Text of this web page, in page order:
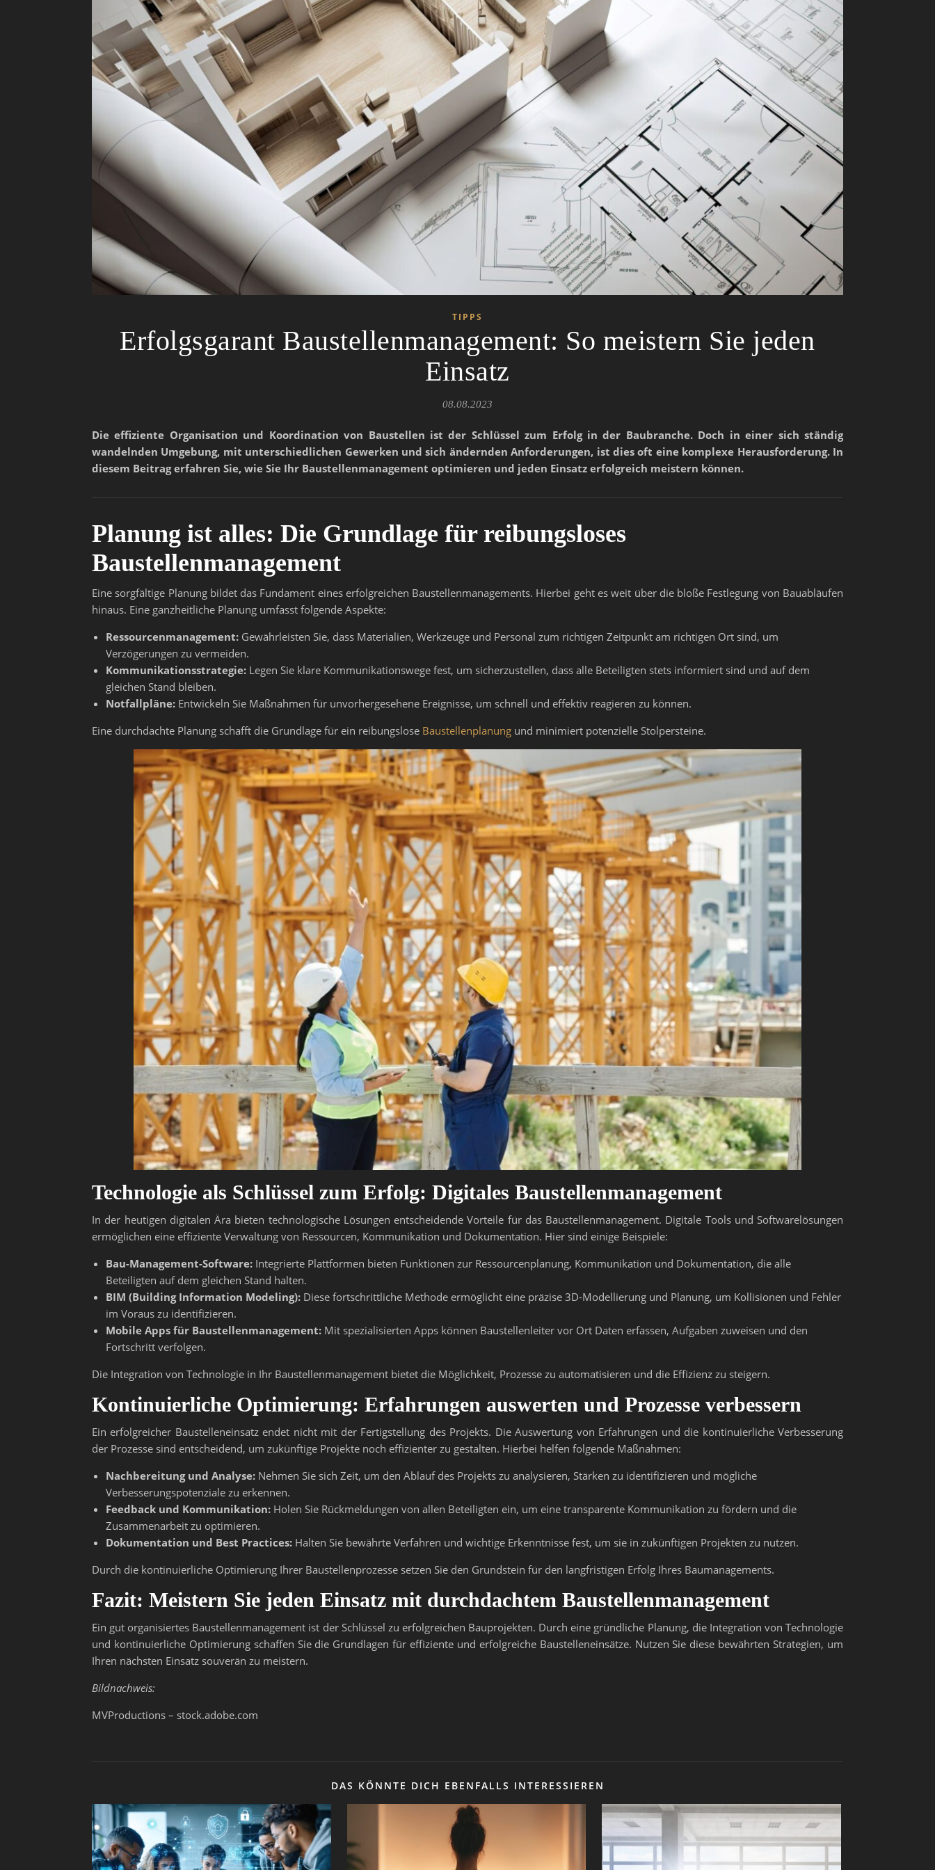
TIPPS
Erfolgsgarant Baustellenmanagement: So meistern Sie jeden
Einsatz
08.08.2023
Die effiziente Organisation und Koordination von Baustellen ist der Schlüssel zum Erfolg in der Baubranche. Doch in einer sich ständig
wandelnden Umgebung, mit unterschiedlichen Gewerken und sich ändernden Anforderungen, ist dies oft eine komplexe Herausforderung. In
diesem Beitrag erfahren Sie, wie Sie Ihr Baustellenmanagement optimieren und jeden Einsatz erfolgreich meistern können.
Planung ist alles: Die Grundlage für reibungsloses
Baustellenmanagement
Eine sorgfältige Planung bildet das Fundament eines erfolgreichen Baustellenmanagements. Hierbei geht es weit über die bloße Festlegung von Bauabläufen
hinaus. Eine ganzheitliche Planung umfasst folgende Aspekte:
Ressourcenmanagement: Gewährleisten Sie, dass Materialien, Werkzeuge und Personal zum richtigen Zeitpunkt am richtigen Ort sind, um
Verzögerungen zu vermeiden.
Kommunikationsstrategie: Legen Sie klare Kommunikationswege fest, um sicherzustellen, dass alle Beteiligten stets informiert sind und auf dem
gleichen Stand bleiben.
Notfallpläne: Entwickeln Sie Maßnahmen für unvorhergesehene Ereignisse, um schnell und effektiv reagieren zu können.
Eine durchdachte Planung schafft die Grundlage für ein reibungslose Baustellenplanung und minimiert potenzielle Stolpersteine.
Technologie als Schlüssel zum Erfolg: Digitales Baustellenmanagement
In der heutigen digitalen Ära bieten technologische Lösungen entscheidende Vorteile für das Baustellenmanagement. Digitale Tools und Softwarelösungen
ermöglichen eine effiziente Verwaltung von Ressourcen, Kommunikation und Dokumentation. Hier sind einige Beispiele:
Bau-Management-Software: Integrierte Plattformen bieten Funktionen zur Ressourcenplanung, Kommunikation und Dokumentation, die alle
Beteiligten auf dem gleichen Stand halten.
BIM (Building Information Modeling): Diese fortschrittliche Methode ermöglicht eine präzise 3D-Modellierung und Planung, um Kollisionen und Fehler
im Voraus zu identifizieren.
Mobile Apps für Baustellenmanagement: Mit spezialisierten Apps können Baustellenleiter vor Ort Daten erfassen, Aufgaben zuweisen und den
Fortschritt verfolgen.
Die Integration von Technologie in Ihr Baustellenmanagement bietet die Möglichkeit, Prozesse zu automatisieren und die Effizienz zu steigern.
Kontinuierliche Optimierung: Erfahrungen auswerten und Prozesse verbessern
Ein erfolgreicher Baustelleneinsatz endet nicht mit der Fertigstellung des Projekts. Die Auswertung von Erfahrungen und die kontinuierliche Verbesserung
der Prozesse sind entscheidend, um zukünftige Projekte noch effizienter zu gestalten. Hierbei helfen folgende Maßnahmen:
Nachbereitung und Analyse: Nehmen Sie sich Zeit, um den Ablauf des Projekts zu analysieren, Stärken zu identifizieren und mögliche
Verbesserungspotenziale zu erkennen.
Feedback und Kommunikation: Holen Sie Rückmeldungen von allen Beteiligten ein, um eine transparente Kommunikation zu fördern und die
Zusammenarbeit zu optimieren.
Dokumentation und Best Practices: Halten Sie bewährte Verfahren und wichtige Erkenntnisse fest, um sie in zukünftigen Projekten zu nutzen.
Durch die kontinuierliche Optimierung Ihrer Baustellenprozesse setzen Sie den Grundstein für den langfristigen Erfolg Ihres Baumanagements.
Fazit: Meistern Sie jeden Einsatz mit durchdachtem Baustellenmanagement
Ein gut organisiertes Baustellenmanagement ist der Schlüssel zu erfolgreichen Bauprojekten. Durch eine gründliche Planung, die Integration von Technologie
und kontinuierliche Optimierung schaffen Sie die Grundlagen für effiziente und erfolgreiche Baustelleneinsätze. Nutzen Sie diese bewährten Strategien, um
Ihren nächsten Einsatz souverän zu meistern.
Bildnachweis:
MVProductions – stock.adobe.com
DAS KÖNNTE DICH EBENFALLS INTERESSIEREN